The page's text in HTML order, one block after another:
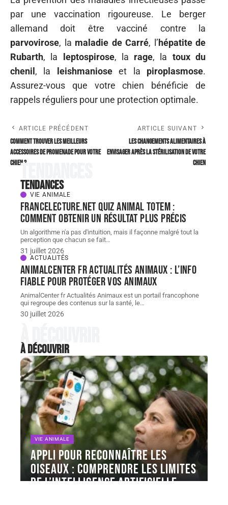
par une vaccination rigoureuse. Le berger
allemand doit être vacciné contre la
parvovirose, la maladie de Carré, l’hépatite de
Rubarth, la leptospirose, la rage, la toux du
chenil, la leishmanioseet la piroplasmose.
Assurez-vous que votre chien bénéficie de
rappels réguliers pour une protection optimale.
ARTICLE PRÉCÉDENT
Comment trouver les meilleurs
accessoires de promenade pour votre
chien ?
ARTICLE SUIVANT
Les changements alimentaires à
envisager après la stérilisation de votre
chien
Tendances
Tendances
VIE ANIMALE
FranceLecture.net quiz animal totem :
comment obtenir un résultat plus précis
Un algorithme n'a pas d'intuition, mais il façonne malgré tout la
perception que chacun se fait…
31 juillet 2026
ACTUALITÉS
AnimalCenter fr Actualités Animaux : l’info
fiable pour protéger vos animaux
AnimalCenter fr Actualités Animaux est un portail francophone
qui regroupe des contenus sur la santé, le…
30 juillet 2026
À découvrir
À découvrir
VIE ANIMALE
Appli pour reconnaître les
oiseaux : comprendre les limites
de l’intelligence artificielle